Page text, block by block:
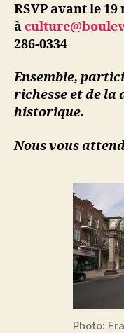
RSVP avant le 19
à
286-0334
Ensemble,
richesse et de
historique.
Nous vous
Photo: